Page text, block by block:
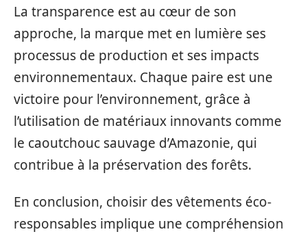
La transparence est au cœur de son
approche, la marque met en lumière ses
processus de production et ses impacts
environnementaux. Chaque paire est une
victoire pour l’environnement, grâce à
l’utilisation de matériaux innovants comme
le caoutchouc sauvage d’Amazonie, qui
contribue à la préservation des forêts.
En conclusion, choisir des vêtements éco-
responsables implique une compréhension